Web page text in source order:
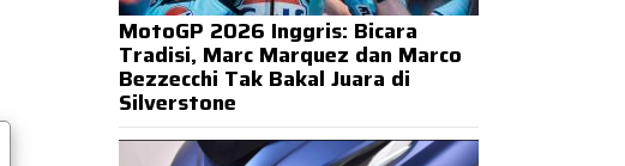
MotoGP 2026 Inggris: Bicara
Tradisi, Marc Marquez dan Marco
Bezzecchi Tak Bakal Juara di
Silverstone